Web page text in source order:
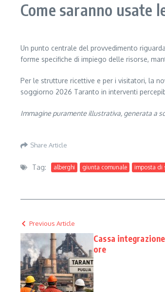
Come saranno usate
Un punto centrale del provvedimento
forme specifiche di impiego delle risorse,
Per le strutture ricettive e per i visitatori, la
soggiorno 2026 Taranto in interventi
Immagine puramente illustrativa, generata a
Share Article
Tag: alberghi giunta comunale imposta di
Previous Article
Cassa
ore